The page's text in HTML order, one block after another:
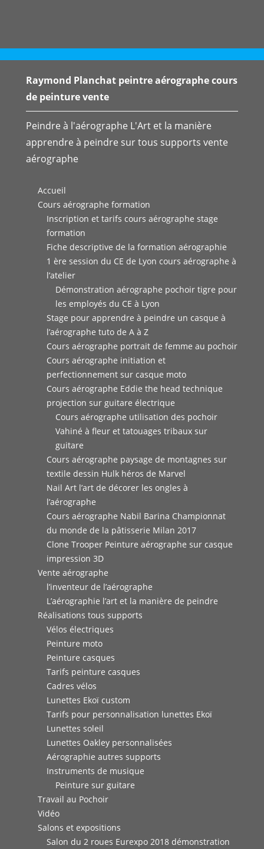
Raymond Planchat peintre aérographe cours
de peinture vente
Peindre à l'aérographe L'Art et la manière
apprendre à peindre sur tous supports vente
aérographe
Accueil
Cours aérographe formation
Inscription et tarifs cours aérographe stage
formation
Fiche descriptive de la formation aérographie
1 ère session du CE de Lyon cours aérographe à
l’atelier
Démonstration aérographe pochoir tigre pour
les employés du CE à Lyon
Stage pour apprendre à peindre un casque à
l’aérographe tuto de A à Z
Cours aérographe portrait de femme au pochoir
Cours aérographe initiation et
perfectionnement sur casque moto
Cours aérographe Eddie the head technique
projection sur guitare électrique
Cours aérographe utilisation des pochoir
Vahiné à fleur et tatouages tribaux sur
guitare
Cours aérographe paysage de montagnes sur
textile dessin Hulk héros de Marvel
Nail Art l’art de décorer les ongles à
l’aérographe
Cours aérographe Nabil Barina Championnat
du monde de la pâtisserie Milan 2017
Clone Trooper Peinture aérographe sur casque
impression 3D
Vente aérographe
l’inventeur de l’aérographe
L’aérographie l’art et la manière de peindre
Réalisations tous supports
Vélos électriques
Peinture moto
Peinture casques
Tarifs peinture casques
Cadres vélos
Lunettes Ekoï custom
Tarifs pour personnalisation lunettes Ekoï
Lunettes soleil
Lunettes Oakley personnalisées
Aérographie autres supports
Instruments de musique
Peinture sur guitare
Travail au Pochoir
Vidéo
Salons et expositions
Salon du 2 roues Eurexpo 2018 démonstration